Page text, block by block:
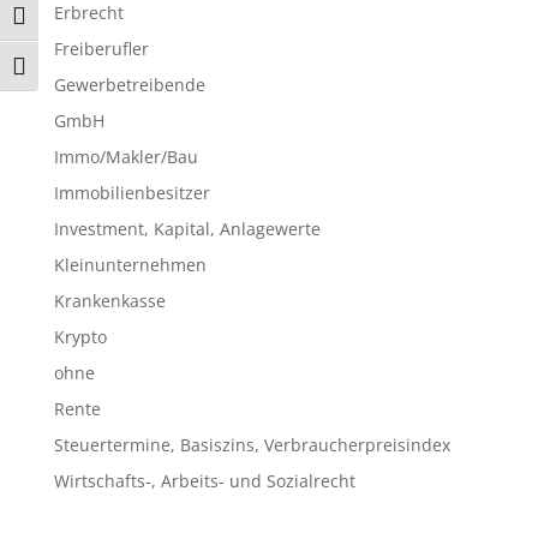
Umschalten auf hohe Kontraste
Schrift vergrößern
Erbrecht
Freiberufler
Gewerbetreibende
GmbH
Immo/Makler/Bau
Immobilienbesitzer
Investment, Kapital, Anlagewerte
Kleinunternehmen
Krankenkasse
Krypto
ohne
Rente
Steuertermine, Basiszins, Verbraucherpreisindex
Wirtschafts-, Arbeits- und Sozialrecht